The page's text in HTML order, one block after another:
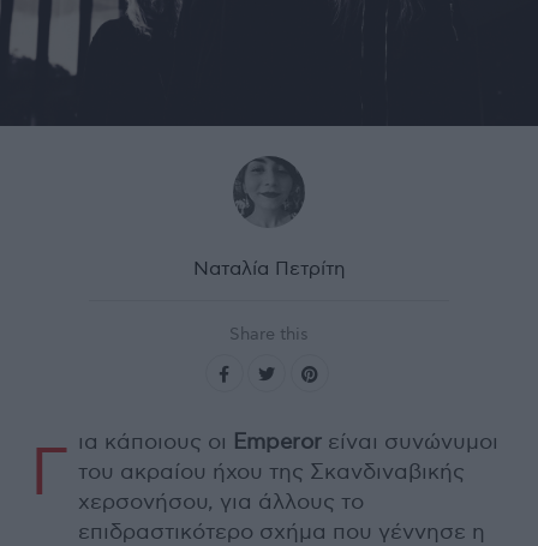
Ναταλία Πετρίτη
Share this
Γ ια κάποιους οι Emperor είναι συνώνυμοι
του ακραίου ήχου της Σκανδιναβικής
χερσονήσου, για άλλους το
επιδραστικότερο σχήμα που γέννησε η